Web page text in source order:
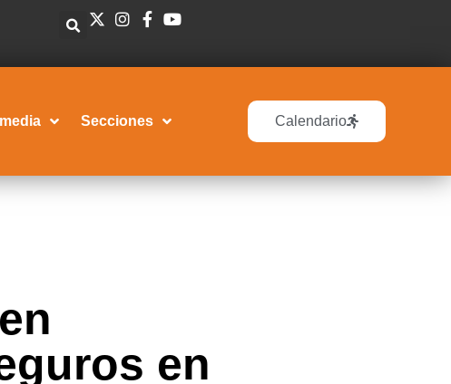
Secciones Calendario
en